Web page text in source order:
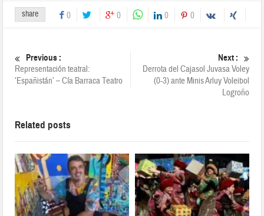
share 0 0 0 0
Previous :
Representación teatral:
‘Españistán’ – Cía Barraca Teatro
Next :
Derrota del Cajasol Juvasa Voley
(0-3) ante Minis Arluy Voleibol
Logroño
Related posts